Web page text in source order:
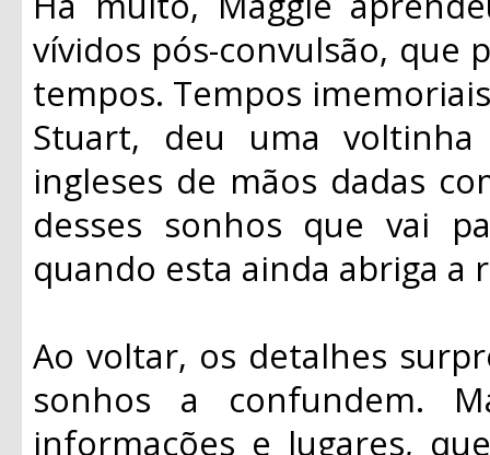
vívidos pós-convulsão, que
tempos. Tempos
Stuart, deu uma
ingleses de mãos dadas
desses sonhos que vai
quando esta ainda abriga a
Ao voltar, os detalhes
sonhos a confundem.
informações e lugares,